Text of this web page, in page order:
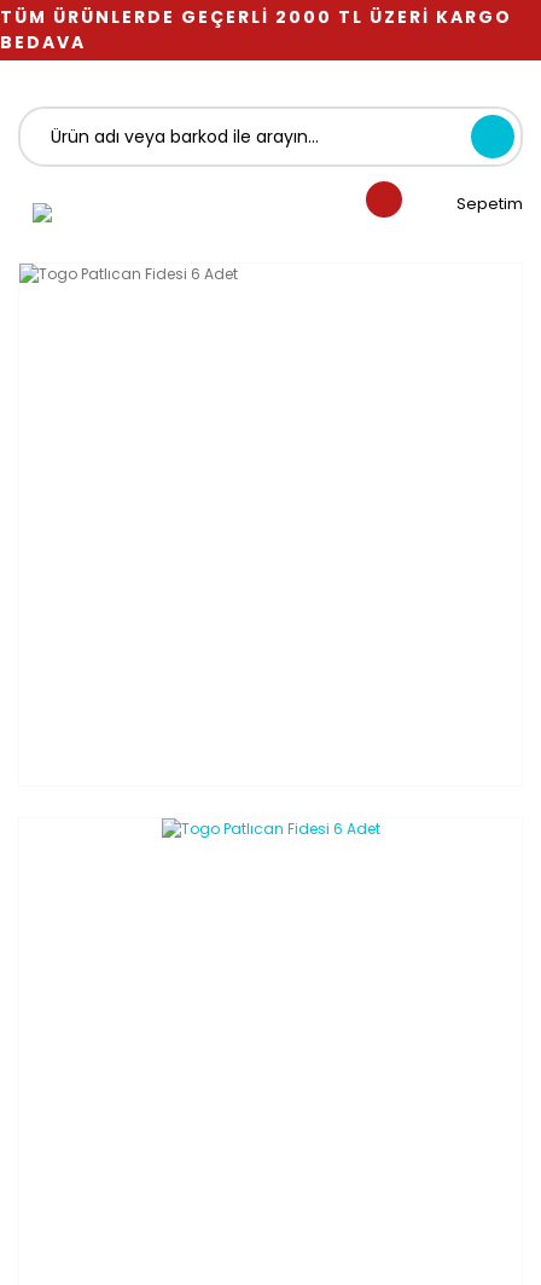
TÜM ÜRÜNLERDE GEÇERLİ 2000 TL ÜZERİ KARGO
BEDAVA
Sepetim